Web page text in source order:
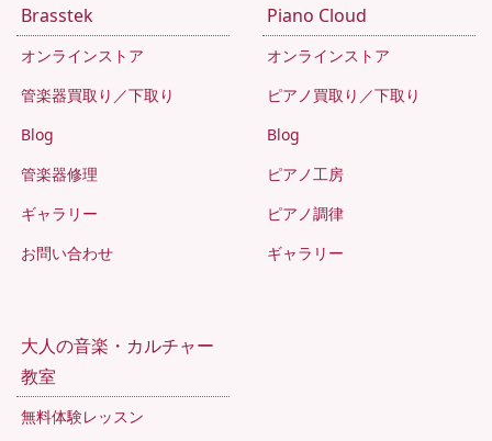
Brasstek
オンラインストア
管楽器買取り／下取り
Blog
管楽器修理
ギャラリー
お問い合わせ
Piano Cloud
オンラインストア
ピアノ買取り／下取り
Blog
ピアノ工房
ピアノ調律
ギャラリー
大人の音楽・カルチャー
教室
無料体験レッスン